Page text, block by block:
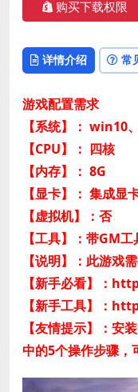
购买下载权限
详情介绍 常
游戏配置需求
【系统】： win10
【CPU】： 四核
【内存】： 8G
【显卡】： 集成显
【虚拟机】：否
【工具】：带GM工
【说明】：此游戏
【新手必看】：
【新手工具】：
【友情提示】：安
中的5个操作步骤，